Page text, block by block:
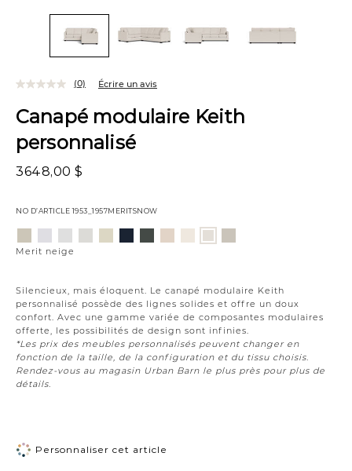
Canapé modulaire Keith
personnalisé
3648,00 $
NO D’ARTICLE1953_1957MERITSNOW
Silencieux, mais éloquent. Le canapé modulaire Keith
personnalisé possède des lignes solides et offre un doux
confort. Avec une gamme variée de composantes modulaires
offerte, les possibilités de design sont infinies.
*Les prix des meubles personnalisés peuvent changer en
fonction de la taille, de la configuration et du tissu choisis.
Rendez-vous au magasin Urban Barn le plus près pour plus de
détails.
(0) Écrire un avis
Variations
platine
neigeargenture
ivoire
Merit neige
Personnaliser cet article